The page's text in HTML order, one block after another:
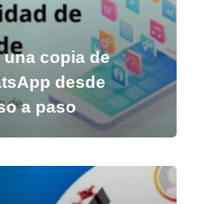
copia de
desde
a paso